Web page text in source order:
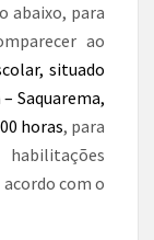
abaixo, para
ao
situado
– Saquarema,
horas, para
com o